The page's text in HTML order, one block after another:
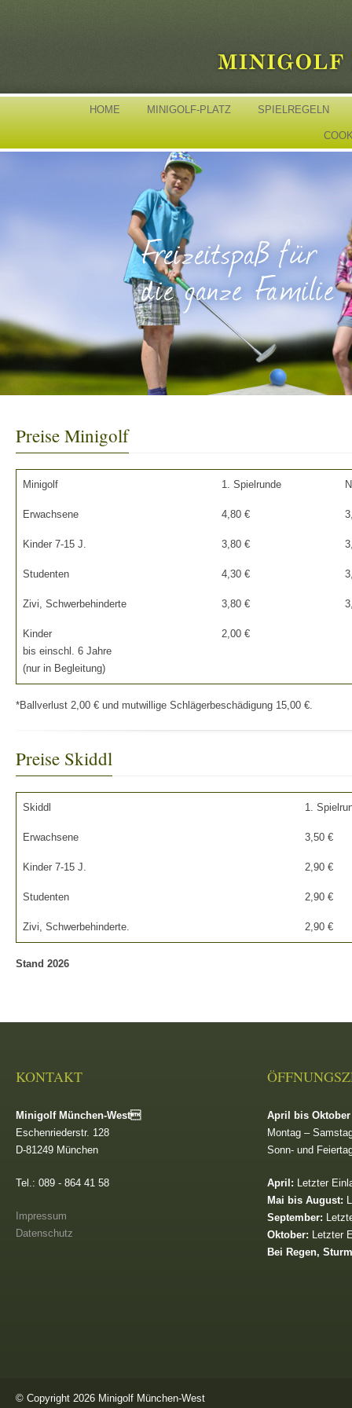
HOME MINIGOLF-PLATZ SPIELREGELN
Preise Minigolf
Minigolf 1. Spielrunde
Erwachsene 4,80 €
Kinder 7-15 J. 3,80 €
Studenten 4,30 €
Zivi, Schwerbehinderte 3,80 €
Kinder
bis einschl. 6 Jahre
(nur in Begleitung)
2,00 €
*Ballverlust 2,00 € und mutwillige Schlägerbeschädigung 15,00 €.
Preise Skiddl
Skiddl 1.
Erwachsene 3,50 €
Kinder 7-15 J. 2,90 €
Studenten 2,90 €
Zivi, Schwerbehinderte. 2,90 €
Stand 2026
KONTAKT
Minigolf München-West
Eschenriederstr. 128
D-81249 München
Tel.: 089 - 864 41 58
Impressum
Datenschutz
April bis
Montag –
Sonn- und
April: Letzter
Mai bis August:
September:
Oktober: Letzter
Bei Regen,
© Copyright 2026 Minigolf München-West